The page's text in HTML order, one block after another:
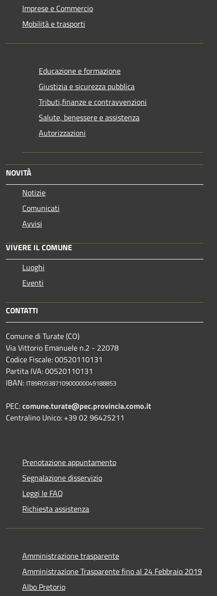
Imprese e Commercio
Mobilità e trasporti
Educazione e formazione
Giustizia e sicurezza pubblica
Tributi,finanze e contravvenzioni
Salute, benessere e assistenza
Autorizzazioni
NOVITÀ
Notizie
Comunicati
Avvisi
VIVERE IL COMUNE
Luoghi
Eventi
CONTATTI
Comune di Turate (CO)
Via Vittorio Emanuele n.2 - 22078
Codice Fiscale: 00520110131
Partita IVA: 00520110131
IBAN: IT89R0538710900000049188853
PEC:comune.turate@pec.provincia.como.it
Centralino Unico: +39 02 96425211
Prenotazione appuntamento
Segnalazione disservizio
Leggi le FAQ
Richiesta assistenza
Amministrazione trasparente
Amministrazione Trasparente fino al 24 Febbraio 2019
Albo Pretorio